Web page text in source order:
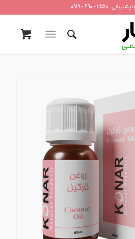
: 2550 - 690 - 0919